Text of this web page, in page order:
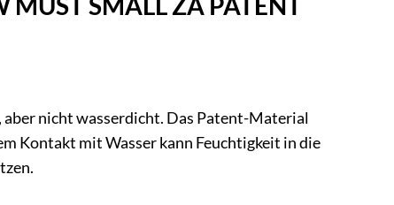
aber nicht wasserdicht. Das Patent-Material
Kontakt mit Wasser kann Feuchtigkeit in die